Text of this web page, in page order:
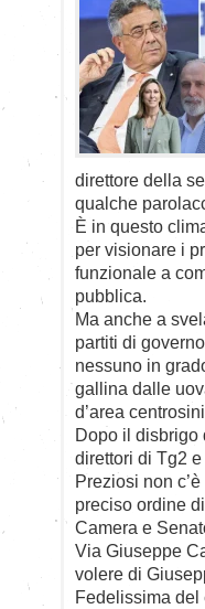
direttore della
qualche
È in questo
per visionare i
funzionale a
pubblica.
Ma anche a
partiti di
nessuno in
gallina dalle
d’area
Dopo il disbrigo
direttori di Tg2
Preziosi non
preciso ordine
Camera e
Via Giuseppe
volere di
Fedelissima del